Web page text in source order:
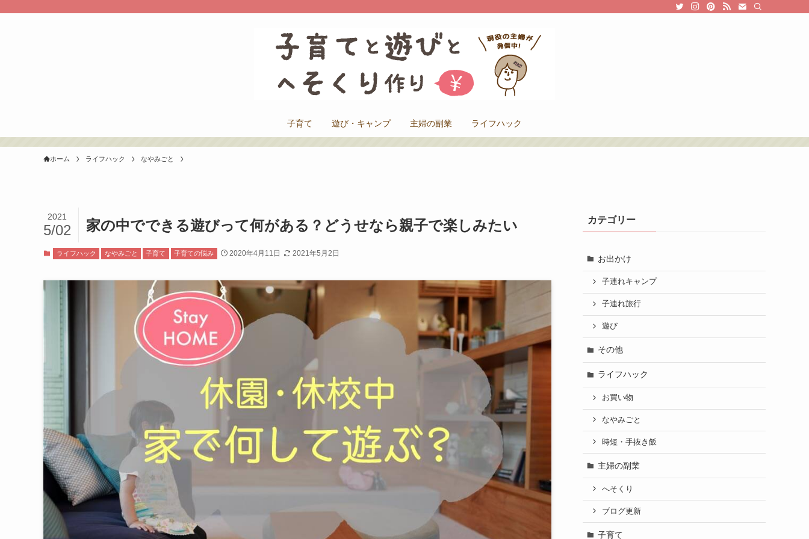
子育て 遊び・キャンプ 主婦の副業 ライフハック
ホーム ライフハック なやみごと
家の中でできる遊びって何がある？どうせなら親子で楽しみたい
2021
5/02
ライフハック なやみごと 子育て 子育ての悩み 2020年4月11日 2021年5月2日
カテゴリー
お出かけ
子連れキャンプ
子連れ旅行
遊び
その他
ライフハック
お買い物
なやみごと
時短・手抜き飯
主婦の副業
へそくり
ブログ更新
子育て